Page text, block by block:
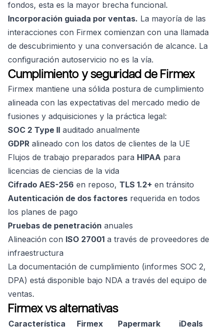
fondos, esta es la mayor brecha funcional.
Incorporación guiada por ventas. La mayoría de las
interacciones con Firmex comienzan con una llamada
de descubrimiento y una conversación de alcance. La
configuración autoservicio no es la vía.
Cumplimiento y seguridad de Firmex
Firmex mantiene una sólida postura de cumplimiento
alineada con las expectativas del mercado medio de
fusiones y adquisiciones y la práctica legal:
SOC 2 Type II auditado anualmente
GDPR alineado con los datos de clientes de la UE
Flujos de trabajo preparados para HIPAA para
licencias de ciencias de la vida
Cifrado AES-256 en reposo, TLS 1.2+ en tránsito
Autenticación de dos factores requerida en todos
los planes de pago
Pruebas de penetración anuales
Alineación con ISO 27001 a través de proveedores de
infraestructura
La documentación de cumplimiento (informes SOC 2,
DPA) está disponible bajo NDA a través del equipo de
ventas.
Firmex vs alternativas
Característica Firmex Papermark iDeals